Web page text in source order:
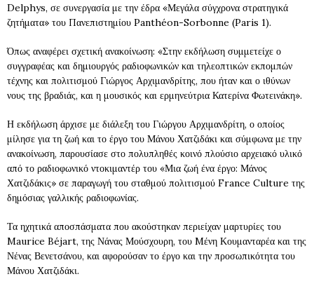
Delphys, σε συνεργασία με την έδρα «Μεγάλα σύγχρονα στρατηγικά
ζητήματα» του Πανεπιστημίου Panthéon-Sorbonne (Paris 1).
Όπως αναφέρει σχετική ανακοίνωση: «Στην εκδήλωση συμμετείχε ο
συγγραφέας και δημιουργός ραδιοφωνικών και τηλεοπτικών εκπομπών
τέχνης και πολιτισμού Γιώργος Αρχιμανδρίτης, που ήταν και ο ιθύνων
νους της βραδιάς, και η μουσικός και ερμηνεύτρια Κατερίνα Φωτεινάκη».
Η εκδήλωση άρχισε με διάλεξη του Γιώργου Αρχιμανδρίτη, ο οποίος
μίλησε για τη ζωή και το έργο του Μάνου Χατζιδάκι και σύμφωνα με την
ανακοίνωση, παρουσίασε στο πολυπληθές κοινό πλούσιο αρχειακό υλικό
από το ραδιοφωνικό ντοκιμαντέρ του «Μια ζωή ένα έργο: Μάνος
Χατζιδάκις» σε παραγωγή του σταθμού πολιτισμού France Culture της
δημόσιας γαλλικής ραδιοφωνίας.
Τα ηχητικά αποσπάσματα που ακούστηκαν περιείχαν μαρτυρίες του
Maurice Béjart, της Νάνας Μούσχουρη, του Mένη Κουμανταρέα και της
Νένας Βενετσάνου, και αφορούσαν το έργο και την προσωπικότητα του
Μάνου Χατζιδάκι.